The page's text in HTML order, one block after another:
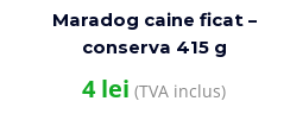
Maradog caine ficat –
conserva 415 g
4lei (TVA inclus)